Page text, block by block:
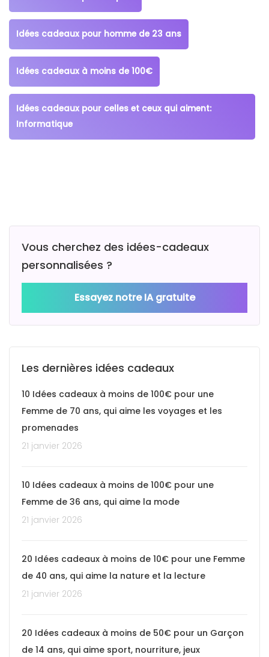
Idées cadeaux pour homme de 23 ans
Idées cadeaux à moins de 100€
Idées cadeaux pour celles et ceux qui aiment:
Informatique
Vous cherchez des idées-cadeaux
personnalisées ?
Essayez notre IA gratuite
Les dernières idées cadeaux
10 Idées cadeaux à moins de 100€ pour une
Femme de 70 ans, qui aime les voyages et les
promenades
21 janvier 2026
10 Idées cadeaux à moins de 100€ pour une
Femme de 36 ans, qui aime la mode
21 janvier 2026
20 Idées cadeaux à moins de 10€ pour une Femme
de 40 ans, qui aime la nature et la lecture
21 janvier 2026
20 Idées cadeaux à moins de 50€ pour un Garçon
de 14 ans, qui aime sport, nourriture, jeux